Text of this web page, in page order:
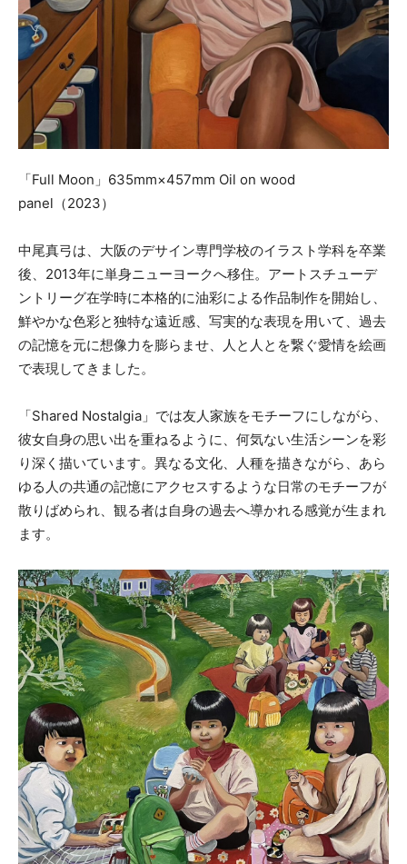
「Full Moon」635mm×457mm Oil on wood
panel（2023）
中尾真弓は、大阪のデサイン専門学校のイラスト学科を卒業
後、2013年に単身ニューヨークへ移住。アートスチューデ
ントリーグ在学時に本格的に油彩による作品制作を開始し、
鮮やかな色彩と独特な遠近感、写実的な表現を用いて、過去
の記憶を元に想像力を膨らませ、人と人とを繋ぐ愛情を絵画
で表現してきました。
「Shared Nostalgia」では友人家族をモチーフにしながら、
彼女自身の思い出を重ねるように、何気ない生活シーンを彩
り深く描いています。異なる文化、人種を描きながら、あら
ゆる人の共通の記憶にアクセスするような日常のモチーフが
散りばめられ、観る者は自身の過去へ導かれる感覚が生まれ
ます。